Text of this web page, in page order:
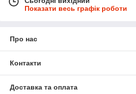
Показати весь графік роботи
Про нас
Контакти
Доставка та оплата